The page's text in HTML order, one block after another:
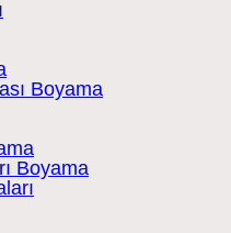
Boyama
Boyama